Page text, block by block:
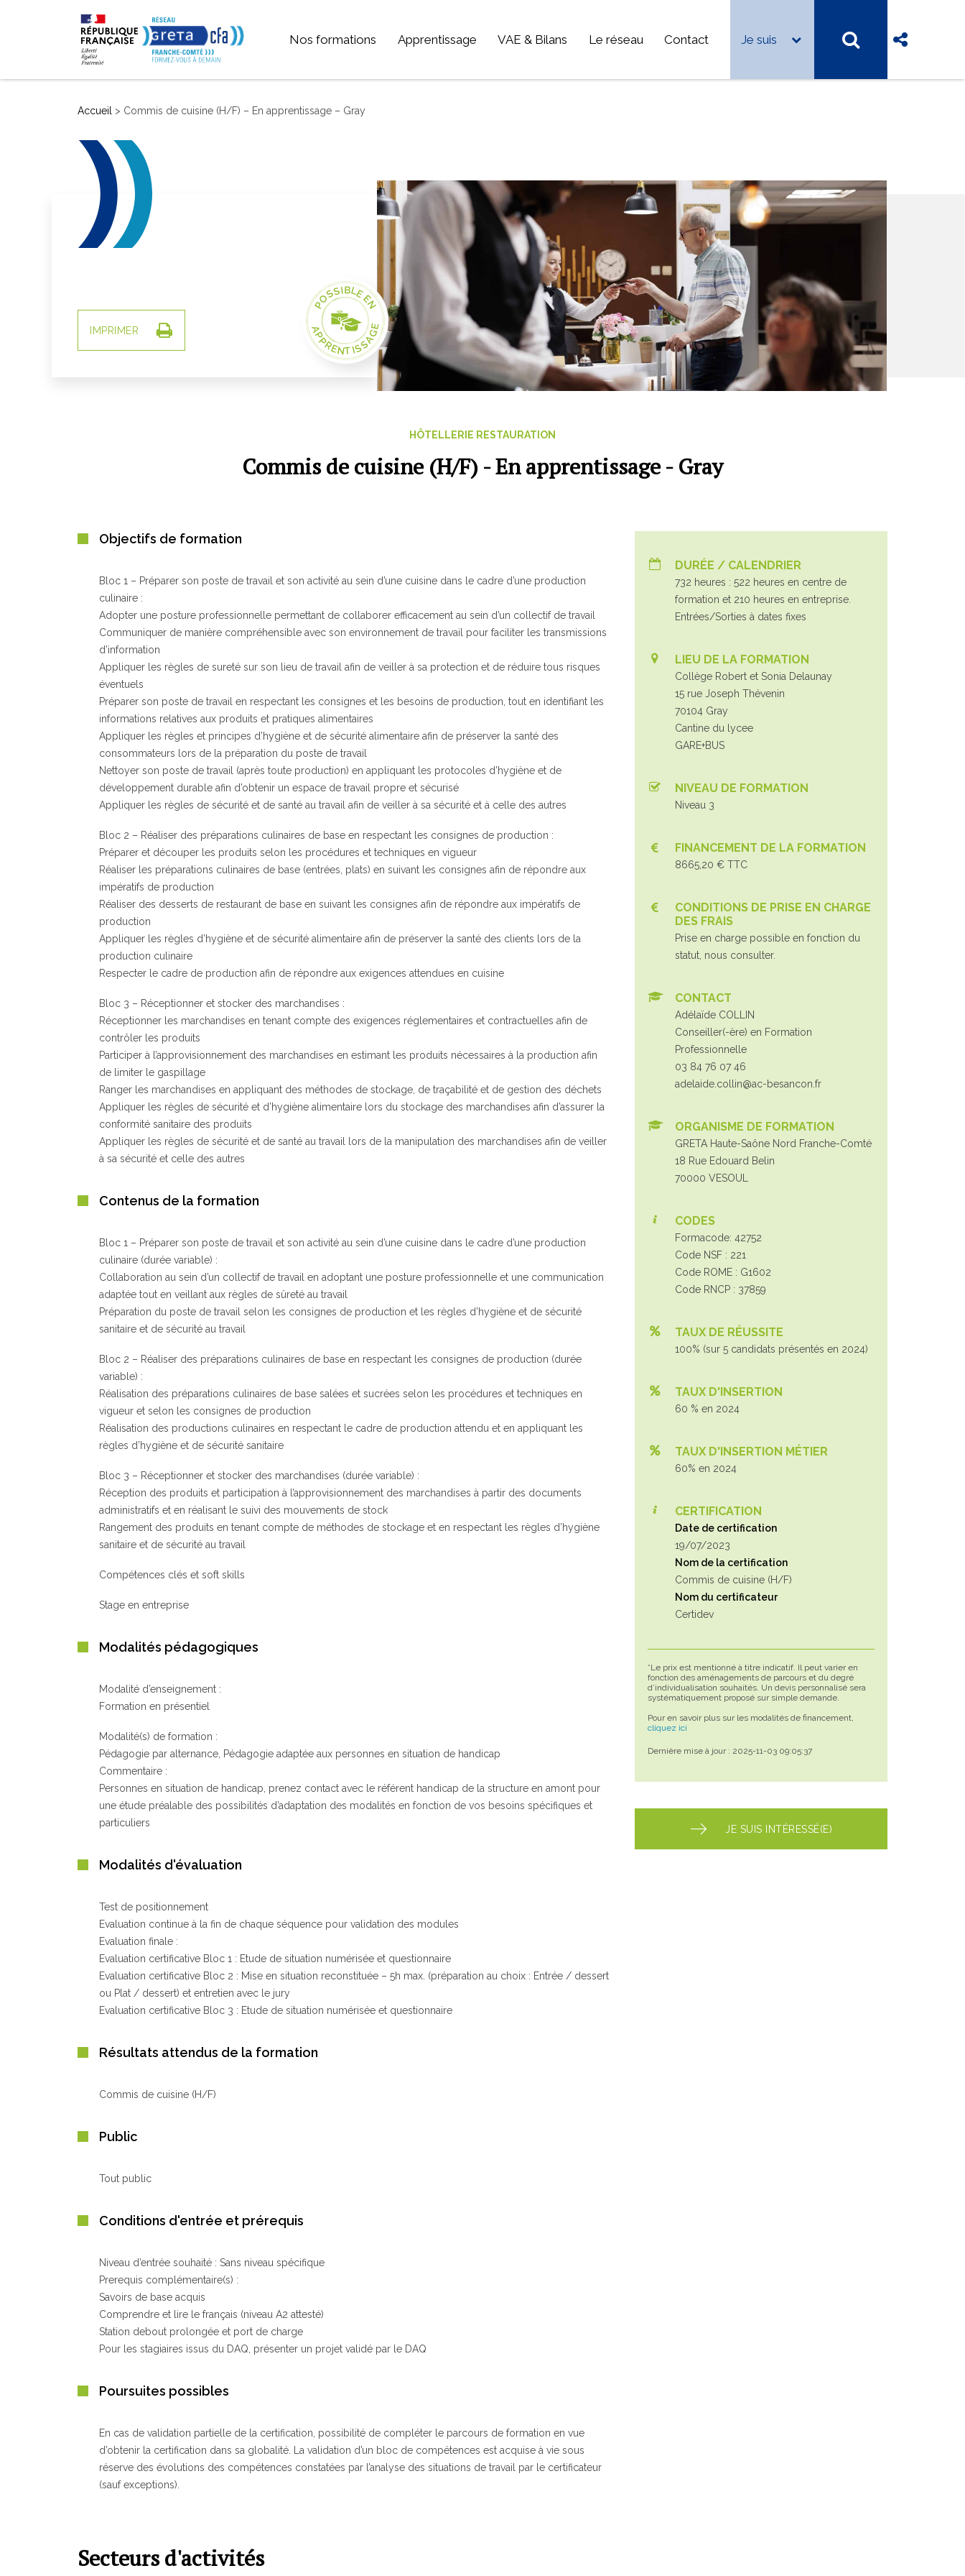
Nos formations
SECTEUR D'ACTIVITÉ
Sciences humaines, langues, pédagogie, information communication
Arts, spectacle, industries créatives
BTP - bâtiment travaux publics
Commerce, marketing, finance
Electronique, informatique, télécomunication
Energie, électricité
Industrie, matières premières
Santé, social, sécurité
GRETA
GRETA-CFA de Besançon
GIP FTLV
Apprentissage VAE & Bilans Le réseau
Qui sommes-nous ?
Contact Je suis
Accueil > Commis de cuisine (H/F) – En apprentissage – Gray
POSSIBLE EN
APPRENTISSAGE
IMPRIMER
HÔTELLERIE RESTAURATION
Commis de cuisine (H/F) - En apprentissage - Gray
Objectifs de formation
Bloc 1 – Préparer son poste de travail et son activité au sein d’une cuisine dans le cadre d’une production
culinaire :
Adopter une posture professionnelle permettant de collaborer efficacement au sein d’un collectif de travail
Communiquer de manière compréhensible avec son environnement de travail pour faciliter les transmissions
d’information
Appliquer les règles de sureté sur son lieu de travail afin de veiller à sa protection et de réduire tous risques
éventuels
Préparer son poste de travail en respectant les consignes et les besoins de production, tout en identifiant les
informations relatives aux produits et pratiques alimentaires
Appliquer les règles et principes d’hygiène et de sécurité alimentaire afin de préserver la santé des
consommateurs lors de la préparation du poste de travail
Nettoyer son poste de travail (après toute production) en appliquant les protocoles d’hygiène et de
développement durable afin d’obtenir un espace de travail propre et sécurisé
Appliquer les règles de sécurité et de santé au travail afin de veiller à sa sécurité et à celle des autres
Bloc 2 – Réaliser des préparations culinaires de base en respectant les consignes de production :
Préparer et découper les produits selon les procédures et techniques en vigueur
Réaliser les préparations culinaires de base (entrées, plats) en suivant les consignes afin de répondre aux
impératifs de production
Réaliser des desserts de restaurant de base en suivant les consignes afin de répondre aux impératifs de
production
Appliquer les règles d’hygiène et de sécurité alimentaire afin de préserver la santé des clients lors de la
production culinaire
Respecter le cadre de production afin de répondre aux exigences attendues en cuisine
Bloc 3 – Réceptionner et stocker des marchandises :
Réceptionner les marchandises en tenant compte des exigences réglementaires et contractuelles afin de
contrôler les produits
Participer à l’approvisionnement des marchandises en estimant les produits nécessaires à la production afin
de limiter le gaspillage
Ranger les marchandises en appliquant des méthodes de stockage, de traçabilité et de gestion des déchets
Appliquer les règles de sécurité et d’hygiène alimentaire lors du stockage des marchandises afin d’assurer la
conformité sanitaire des produits
Appliquer les règles de sécurité et de santé au travail lors de la manipulation des marchandises afin de veiller
à sa sécurité et celle des autres
Contenus de la formation
Bloc 1 – Préparer son poste de travail et son activité au sein d’une cuisine dans le cadre d’une production
culinaire (durée variable) :
Collaboration au sein d’un collectif de travail en adoptant une posture professionnelle et une communication
adaptée tout en veillant aux règles de sûreté au travail
Préparation du poste de travail selon les consignes de production et les règles d’hygiène et de sécurité
sanitaire et de sécurité au travail
Bloc 2 – Réaliser des préparations culinaires de base en respectant les consignes de production (durée
variable) :
Réalisation des préparations culinaires de base salées et sucrées selon les procédures et techniques en
vigueur et selon les consignes de production
Réalisation des productions culinaires en respectant le cadre de production attendu et en appliquant les
règles d’hygiène et de sécurité sanitaire
Bloc 3 – Réceptionner et stocker des marchandises (durée variable) :
Réception des produits et participation à l’approvisionnement des marchandises à partir des documents
administratifs et en réalisant le suivi des mouvements de stock
Rangement des produits en tenant compte de méthodes de stockage et en respectant les règles d’hygiène
sanitaire et de sécurité au travail
Compétences clés et soft skills
Stage en entreprise
Modalités pédagogiques
Modalité d’enseignement :
Formation en présentiel
Modalité(s) de formation :
Pédagogie par alternance, Pédagogie adaptée aux personnes en situation de handicap
Commentaire :
Personnes en situation de handicap, prenez contact avec le référent handicap de la structure en amont pour
une étude préalable des possibilités d’adaptation des modalités en fonction de vos besoins spécifiques et
particuliers
Modalités d'évaluation
Test de positionnement
Evaluation continue à la fin de chaque séquence pour validation des modules
Evaluation finale :
Evaluation certificative Bloc 1 : Etude de situation numérisée et questionnaire
Evaluation certificative Bloc 2 : Mise en situation reconstituée – 5h max. (préparation au choix : Entrée / dessert
ou Plat / dessert) et entretien avec le jury
Evaluation certificative Bloc 3 : Etude de situation numérisée et questionnaire
Résultats attendus de la formation
Commis de cuisine (H/F)
Public
Tout public
Conditions d'entrée et prérequis
Niveau d’entrée souhaité : Sans niveau spécifique
Prerequis complémentaire(s) :
Savoirs de base acquis
Comprendre et lire le français (niveau A2 attesté)
Station debout prolongée et port de charge
Pour les stagiaires issus du DAQ, présenter un projet validé par le DAQ
Poursuites possibles
En cas de validation partielle de la certification, possibilité de compléter le parcours de formation en vue
d’obtenir la certification dans sa globalité. La validation d’un bloc de compétences est acquise à vie sous
réserve des évolutions des compétences constatées par l’analyse des situations de travail par le certificateur
(sauf exceptions).
DURÉE / CALENDRIER
732 heures : 522 heures en centre de
formation et 210 heures en entreprise.
Entrées/Sorties à dates fixes
LIEU DE LA FORMATION
Collège Robert et Sonia Delaunay
15 rue Joseph Thévenin
70104 Gray
Cantine du lycee
GARE+BUS
NIVEAU DE FORMATION
Niveau 3
FINANCEMENT DE LA FORMATION
8665,20 € TTC
CONDITIONS DE PRISE EN CHARGE
DES FRAIS
Prise en charge possible en fonction du
statut, nous consulter.
CONTACT
Adélaïde COLLIN
Conseiller(-ère) en Formation
Professionnelle
03 84 76 07 46
adelaide.collin@ac-besancon.fr
ORGANISME DE FORMATION
GRETA Haute-Saône Nord Franche-Comté
18 Rue Edouard Belin
70000 VESOUL
CODES
Formacode: 42752
Code NSF : 221
Code ROME : G1602
Code RNCP : 37859
TAUX DE RÉUSSITE
100% (sur 5 candidats présentés en 2024)
TAUX D'INSERTION
60 % en 2024
TAUX D'INSERTION MÉTIER
60% en 2024
CERTIFICATION
Date de certification
19/07/2023
Nom de la certification
Commis de cuisine (H/F)
Nom du certificateur
Certidev
*Le prix est mentionné à titre indicatif. Il peut varier en
fonction des aménagements de parcours et du degré
d’individualisation souhaités. Un devis personnalisé sera
systématiquement proposé sur simple demande.
Pour en savoir plus sur les modalités de financement,
cliquez ici
Dernière mise à jour : 2025-11-03 09:05:37
JE SUIS INTÉRESSÉ(E)
Secteurs d'activités